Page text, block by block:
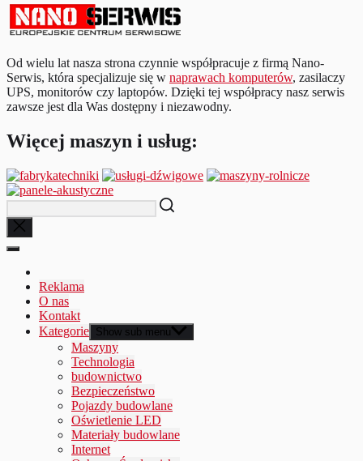
Od wielu lat nasza strona czynnie współpracuje z firmą Nano-
Serwis, która specjalizuje się w naprawach komputerów, zasilaczy
UPS, monitorów czy laptopów. Dzięki tej współpracy nasz serwis
zawsze jest dla Was dostępny i niezawodny.
Więcej maszyn i usług:
Reklama
O nas
Kontakt
Kategorie Show sub menu
Maszyny
Technologia
budownictwo
Bezpieczeństwo
Pojazdy budowlane
Oświetlenie LED
Materiały budowlane
Internet